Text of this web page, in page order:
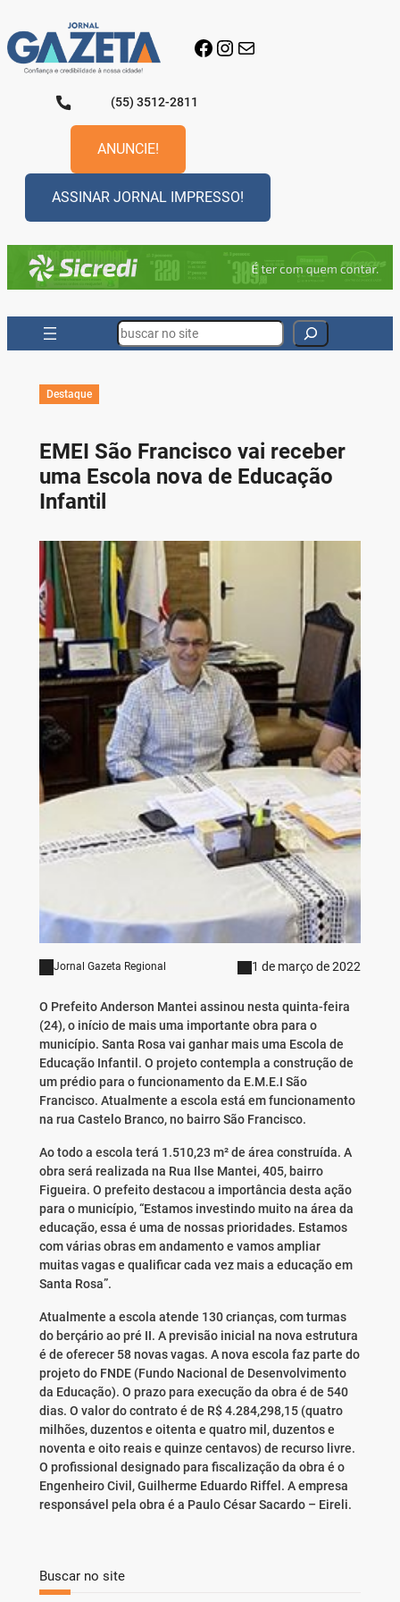
para
o
conteúdo
Facebook
Instagram
E-mail
(55) 3512-2811
ANUNCIE!
ASSINAR JORNAL IMPRESSO!
Search
Destaque
EMEI São Francisco vai receber
uma Escola nova de Educação
Infantil
Jornal Gazeta Regional 1 de março de 2022
O Prefeito Anderson Mantei assinou nesta quinta-feira
(24), o início de mais uma importante obra para o
município. Santa Rosa vai ganhar mais uma Escola de
Educação Infantil. O projeto contempla a construção de
um prédio para o funcionamento da E.M.E.I São
Francisco. Atualmente a escola está em funcionamento
na rua Castelo Branco, no bairro São Francisco.
Ao todo a escola terá 1.510,23 m² de área construída. A
obra será realizada na Rua Ilse Mantei, 405, bairro
Figueira. O prefeito destacou a importância desta ação
para o município, “Estamos investindo muito na área da
educação, essa é uma de nossas prioridades. Estamos
com várias obras em andamento e vamos ampliar
muitas vagas e qualificar cada vez mais a educação em
Santa Rosa”.
Atualmente a escola atende 130 crianças, com turmas
do berçário ao pré II. A previsão inicial na nova estrutura
é de oferecer 58 novas vagas. A nova escola faz parte do
projeto do FNDE (Fundo Nacional de Desenvolvimento
da Educação). O prazo para execução da obra é de 540
dias. O valor do contrato é de R$ 4.284,298,15 (quatro
milhões, duzentos e oitenta e quatro mil, duzentos e
noventa e oito reais e quinze centavos) de recurso livre.
O profissional designado para fiscalização da obra é o
Engenheiro Civil, Guilherme Eduardo Riffel. A empresa
responsável pela obra é a Paulo César Sacardo – Eireli.
Buscar no site